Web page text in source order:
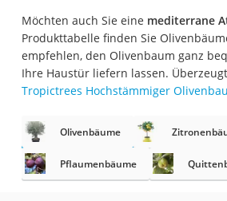
Möchten auch Sie eine mediterrane
Produkttabelle finden Sie
empfehlen, den Olivenbaum ganz
Ihre Haustür liefern lassen.
Tropictrees Hochstämmiger
Olivenbäume
Pflaumenbäume